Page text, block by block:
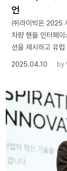
언
㈜라이빅은 2025
차량 핸들 인터페
션을 제시하고 유
2025.04.10
by